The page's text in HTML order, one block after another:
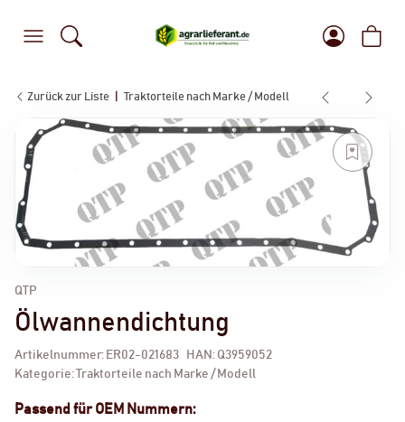
Zurück zur Liste Traktorteile nach Marke / Modell
QTP
Ölwannendichtung
Artikelnummer: ER02-021683 HAN: Q3959052
Kategorie:Traktorteile nach Marke / Modell
Passend für OEM Nummern: